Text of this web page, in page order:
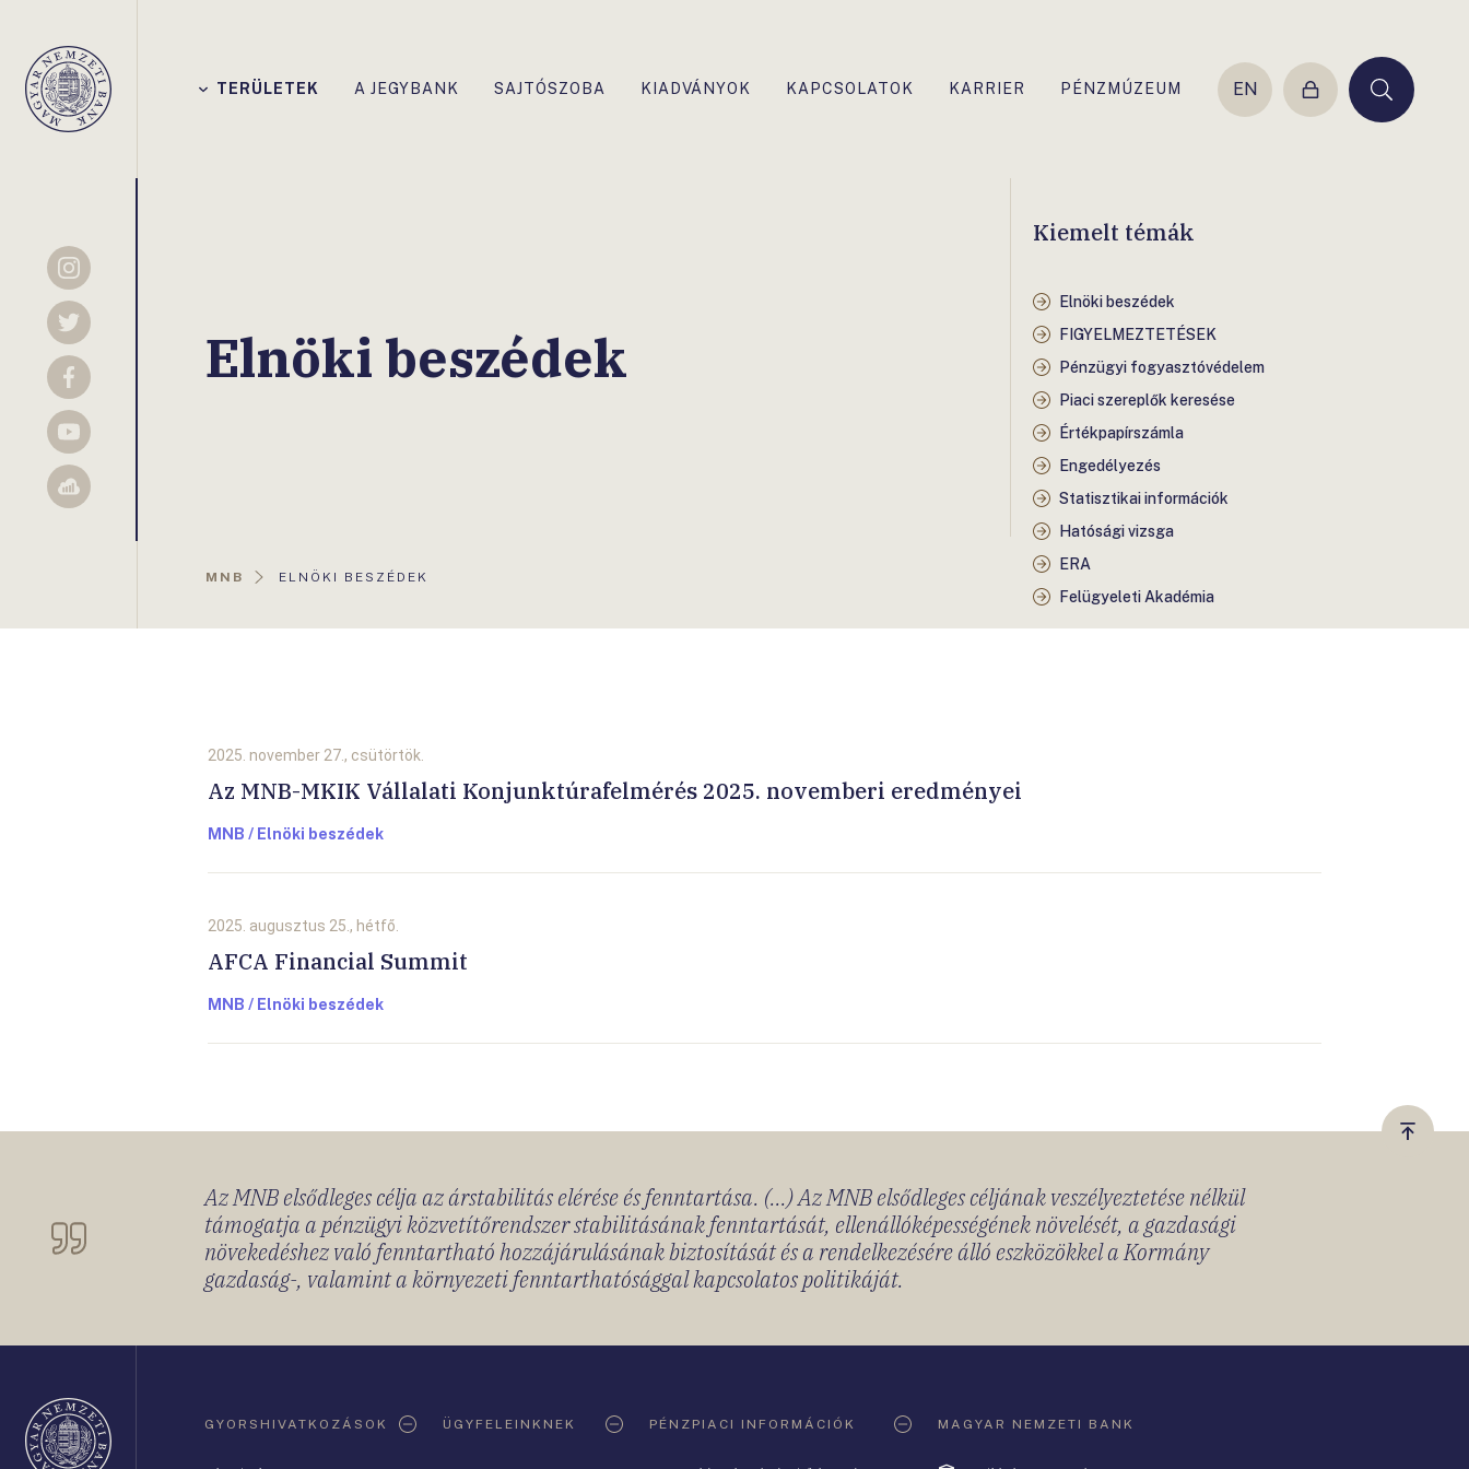
Magyar
Nemzeti
TERÜLETEK A JEGYBANK SAJTÓSZOBA KIADVÁNYOK KAPCSOLATOK KARRIER PÉNZMÚZEUM EN
Belépés Keresés
Instagram
Twitter
Facebook
YouTube
Sellsy
Elnöki beszédek
MNB
AKTUÁLIS
ELNÖKI BESZÉDEK
Kiemelt témák
Elnöki beszédek
FIGYELMEZTETÉSEK
Pénzügyi fogyasztóvédelem
Piaci szereplők keresése
Értékpapírszámla
Engedélyezés
Statisztikai információk
Hatósági vizsga
ERA
Felügyeleti Akadémia
2025. november 27., csütörtök.
Az MNB-MKIK Vállalati Konjunktúrafelmérés 2025. novemberi eredményei
MNB / Elnöki beszédek
2025. augusztus 25., hétfő.
AFCA Financial Summit
MNB / Elnöki beszédek
Vissza
Az MNB elsődleges célja az árstabilitás elérése és fenntartása. (...) Az MNB elsődleges céljának veszélyeztetése nélkül
támogatja a pénzügyi közvetítőrendszer stabilitásának fenntartását, ellenállóképességének növelését, a gazdasági
növekedéshez való fenntartható hozzájárulásának biztosítását és a rendelkezésére álló eszközökkel a Kormány
gazdaság-, valamint a környezeti fenntarthatósággal kapcsolatos politikáját.
GYORSHIVATKOZÁSOK ÜGYFELEINKNEK PÉNZPIACI INFORMÁCIÓK MAGYAR NEMZETI BANK